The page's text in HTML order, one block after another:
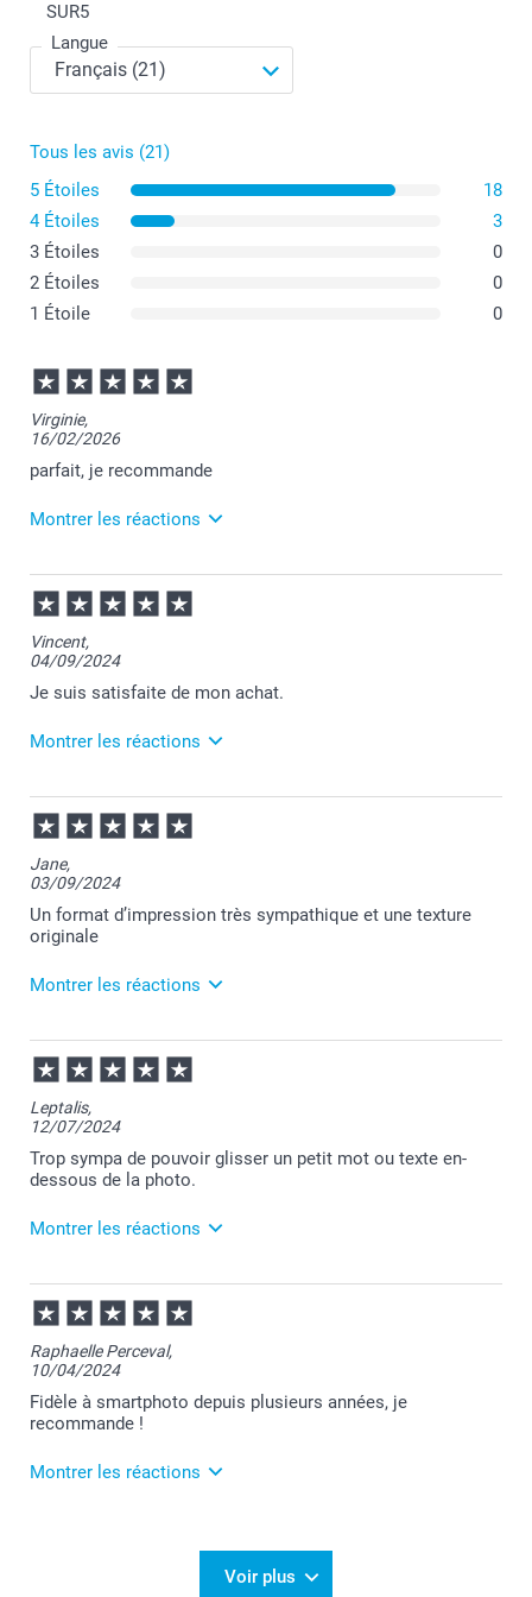
SUR5
Langue
Tous les avis (21)
5 Étoiles
18
4 Étoiles
3
3 Étoiles
0
2 Étoiles
0
1 Étoile
0
Virginie,
16/02/2026
parfait, je recommande
Montrer les réactions
27/02/2026
10:32
Merci Virginie pour votre commande et pour votre
recommandation.
Je vous souhaite une agréable journée.
Cordialement,
Vincent,
04/09/2024
Je suis satisfaite de mon achat.
Montrer les réactions
05/09/2024
10:51
Bonjour Sabrina,
Je vous remercie pour votre commande.
Au plaisir de vous retrouver sur Smartphoto! C'est un
plaisir d'apprendre votre satisfaction.
Cordialement,
Florence@smartphoto
Jane,
03/09/2024
Un format d’impression très sympathique et une texture
originale
Montrer les réactions
10/09/2024
13:19
Merci Jane pour ce chouette commentaire!
Je suis ravie de savoir que votre produit vous
apporte satisfaction :-)
Revenez nous voir bientôt.
Bien à vous,
Leptalis,
12/07/2024
Trop sympa de pouvoir glisser un petit mot ou texte en-
dessous de la photo.
Montrer les réactions
15/07/2024
13:41
Merci pour ce précieux commentaire !
En effet, nous faisons le maximum pour être au top
:)
Julie@Smartphoto
Raphaelle Perceval,
10/04/2024
Fidèle à smartphoto depuis plusieurs années, je
recommande !
Montrer les réactions
Merci Raphaelle pour ce chouette commentaire!
Voir plus